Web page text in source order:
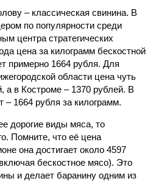
– классическая свинина. В
по популярности среди
центра стратегических
цена за килограмм бескостной
примерно 1664 рубля. Для
области цена чуть
а в Костроме – 1370 рублей. В
1664 рубля за килограмм.
дорогие виды мяса, то
Помните, что её цена
она достигает около 4597
бескостное мясо). Это
и делает баранину одним из